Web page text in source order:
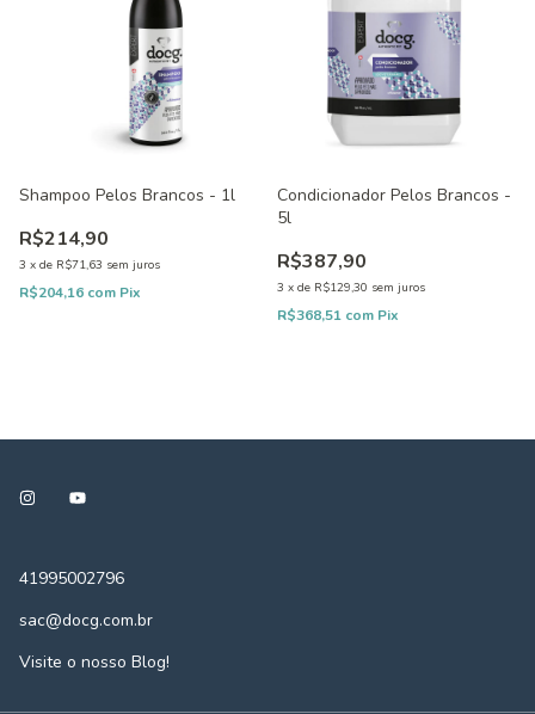
Shampoo Pelos Brancos - 1l
R$214,90
3 x de R$71,63 sem juros
R$204,16 com Pix
Condicionador Pelos Brancos -
5l
R$387,90
3 x de R$129,30 sem juros
R$368,51 com Pix
41995002796
sac@docg.com.br
Visite o nosso Blog!